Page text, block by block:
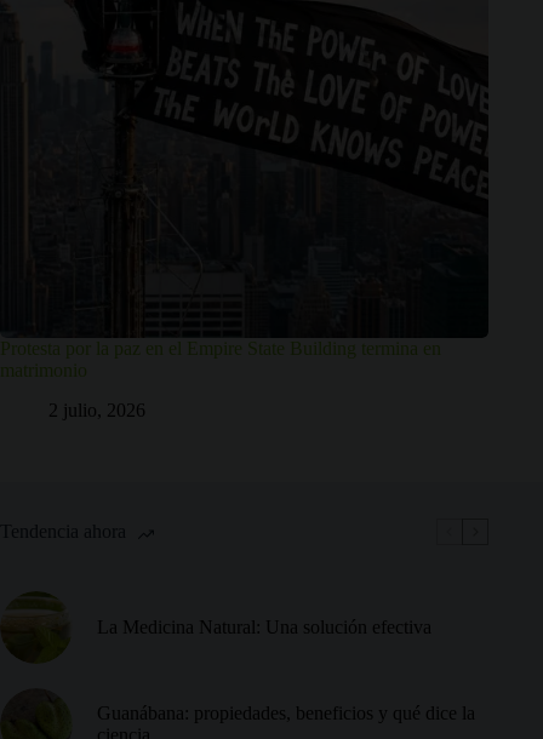
Protesta por la paz en el Empire State Building termina en
matrimonio
2 julio, 2026
Tendencia ahora
La Medicina Natural: Una solución efectiva
Guanábana: propiedades, beneficios y qué dice la
ciencia